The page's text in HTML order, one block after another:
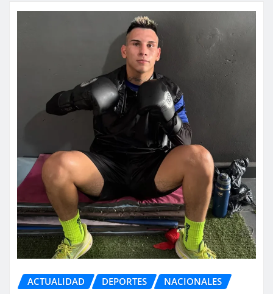
ACTUALIDAD DEPORTES NACIONALES